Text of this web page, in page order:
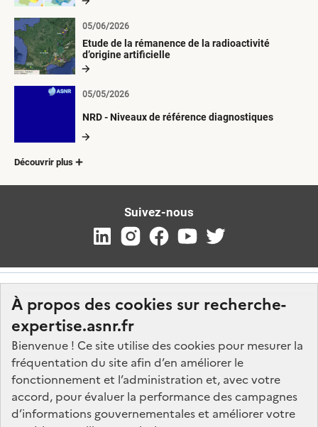
À propos des cookies sur recherche-
expertise.asnr.fr
Bienvenue ! Ce site utilise des cookies pour mesurer la
fréquentation du site afin d’en améliorer le
fonctionnement et l’administration et, avec votre
accord, pour évaluer la performance des campagnes
d’informations gouvernementales et améliorer votre
Etude de la rémanence de la radioactivité
d’origine artificielle
05/06/2026
NRD - Niveaux de référence diagnostiques
05/05/2026
Découvrir plus
Suivez-nous
Nos marchés
Nos offres d'emploi
FAQ